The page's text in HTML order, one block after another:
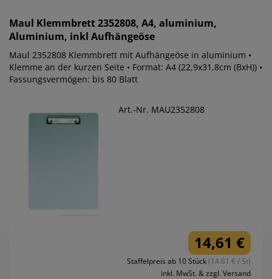
Maul Klemmbrett 2352808, A4, aluminium,
Aluminium, inkl Aufhängeöse
Maul 2352808 Klemmbrett mit Aufhängeöse in aluminium •
Klemme an der kurzen Seite • Format: A4 (22,9x31,8cm (BxH)) •
Fassungsvermögen: bis 80 Blatt
Art.-Nr. MAU2352808
14,61 €
Staffelpreis ab 10 Stück(14.61 € / St)
inkl. MwSt. & zzgl. Versand